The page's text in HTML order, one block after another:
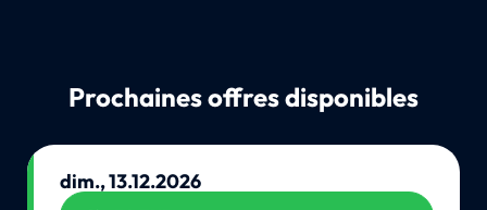
Prochaines offres disponibles
dim., 13.12.2026